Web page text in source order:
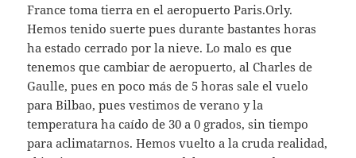
France toma tierra en el aeropuerto Paris.Orly.
Hemos tenido suerte pues durante bastantes horas
ha estado cerrado por la nieve. Lo malo es que
tenemos que cambiar de aeropuerto, al Charles de
Gaulle, pues en poco más de 5 horas sale el vuelo
para Bilbao, pues vestimos de verano y la
temperatura ha caído de 30 a 0 grados, sin tiempo
para aclimatarnos. Hemos vuelto a la cruda realidad,